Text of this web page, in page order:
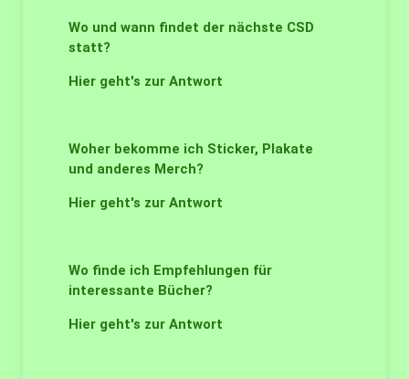
Wo und wann findet der nächste CSD
statt?
Hier geht's zur Antwort
Woher bekomme ich Sticker, Plakate
und anderes Merch?
Hier geht's zur Antwort
Wo finde ich Empfehlungen für
interessante Bücher?
Hier geht's zur Antwort